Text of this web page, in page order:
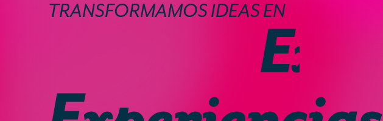
TRANSFORMAMOS IDEAS EN
Fa